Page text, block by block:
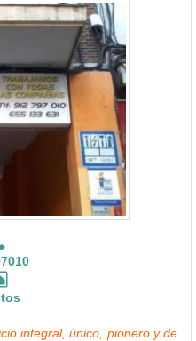
integral, único, pionero y de